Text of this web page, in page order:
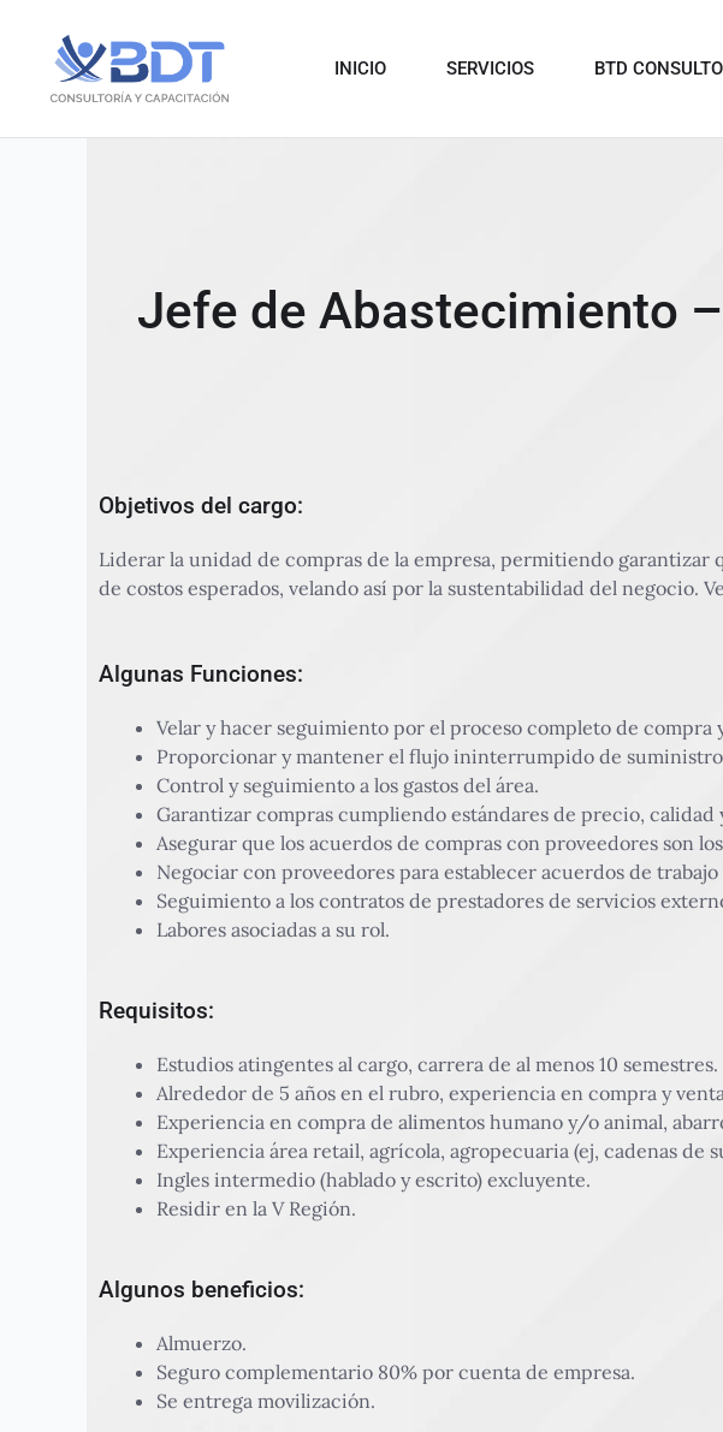
contenido
INICIO SERVICIOS BTD
Jefe de Abastecimiento
Objetivos del cargo:
Liderar la unidad de compras de la empresa, permitiendo
de costos esperados, velando así por la sustentabilidad del negocio.
Algunas Funciones:
Velar y hacer seguimiento por el proceso completo de compra
Proporcionar y mantener el flujo ininterrumpido de
Control y seguimiento a los gastos del área.
Garantizar compras cumpliendo estándares de precio, calidad
Asegurar que los acuerdos de compras con proveedores son
Negociar con proveedores para establecer acuerdos de
Seguimiento a los contratos de prestadores de servicios
Labores asociadas a su rol.
Requisitos:
Estudios atingentes al cargo, carrera de al menos 10 semestres.
Alrededor de 5 años en el rubro, experiencia en compra y
Experiencia en compra de alimentos humano y/o animal,
Experiencia área retail, agrícola, agropecuaria (ej, cadenas de
Ingles intermedio (hablado y escrito) excluyente.
Residir en la V Región.
Algunos beneficios:
Almuerzo.
Seguro complementario 80% por cuenta de empresa.
Se entrega movilización.